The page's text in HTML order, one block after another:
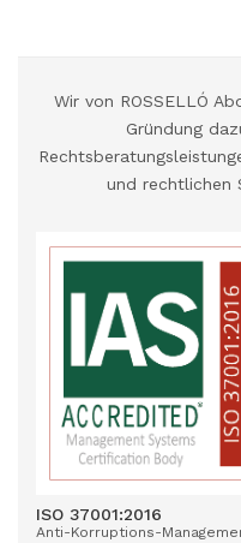
Wir von ROSSELLÓ
Gründung
und rechtlichen
ISO 37001:2016
Anti-Korruptions-